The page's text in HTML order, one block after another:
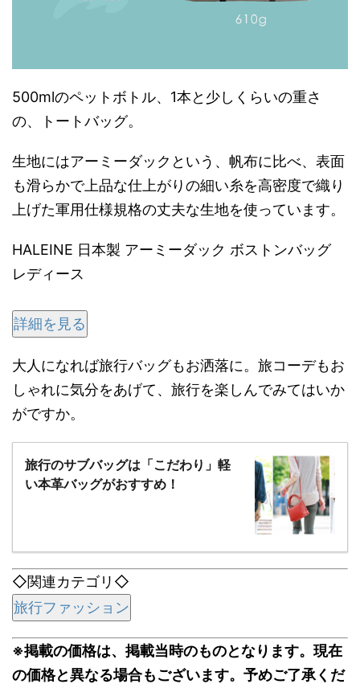
500mlのペットボトル、1本と少しくらいの重さ
の、トートバッグ。
生地にはアーミーダックという、帆布に比べ、表面
も滑らかで上品な仕上がりの細い糸を高密度で織り
上げた軍用仕様規格の丈夫な生地を使っています。
HALEINE 日本製 アーミーダック ボストンバッグ
レディース
詳細を見る
大人になれば旅行バッグもお洒落に。旅コーデもお
しゃれに気分をあげて、旅行を楽しんでみてはいか
がですか。
旅行のサブバッグは「こだわり」軽
い本革バッグがおすすめ！
◇関連カテゴリ◇
旅行ファッション
※掲載の価格は、掲載当時のものとなります。現在
の価格と異なる場合もございます。予めご了承くだ